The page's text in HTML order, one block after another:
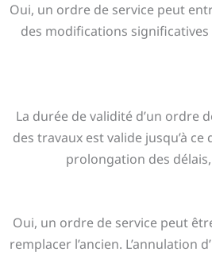
Oui, un ordre de service peut
des modifications
La durée de validité d’un ordre
des travaux est valide jusqu’à
prolongation des
Oui, un ordre de service peut
remplacer l’ancien.